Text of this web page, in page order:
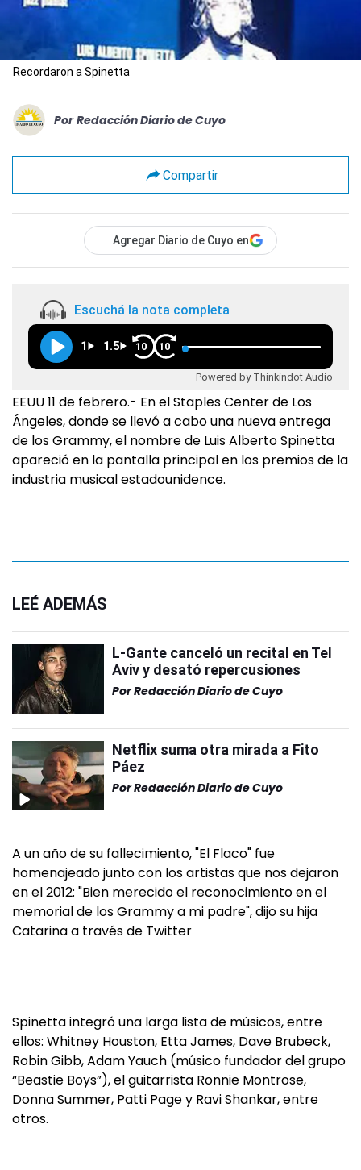
Recordaron a Spinetta
Por Redacción Diario de Cuyo
Compartir
Agregar Diario de Cuyo en
Escuchá la nota completa
1 1.5 10 10
Powered by Thinkindot Audio
EEUU 11 de febrero.- En el Staples Center de Los
Ángeles, donde se llevó a cabo una nueva entrega
de los Grammy, el nombre de Luis Alberto Spinetta
apareció en la pantalla principal en los premios de la
industria musical estadounidence.
LEÉ ADEMÁS
L-Gante canceló un recital en Tel
Aviv y desató repercusiones
PorRedacción Diario de Cuyo
Netflix suma otra mirada a Fito
Páez
PorRedacción Diario de Cuyo
A un año de su fallecimiento, "El Flaco" fue
homenajeado junto con los artistas que nos dejaron
en el 2012: "Bien merecido el reconocimiento en el
memorial de los Grammy a mi padre", dijo su hija
Catarina a través de Twitter
Spinetta integró una larga lista de músicos, entre
ellos: Whitney Houston, Etta James, Dave Brubeck,
Robin Gibb, Adam Yauch (músico fundador del grupo
“Beastie Boys”), el guitarrista Ronnie Montrose,
Donna Summer, Patti Page y Ravi Shankar, entre
otros.